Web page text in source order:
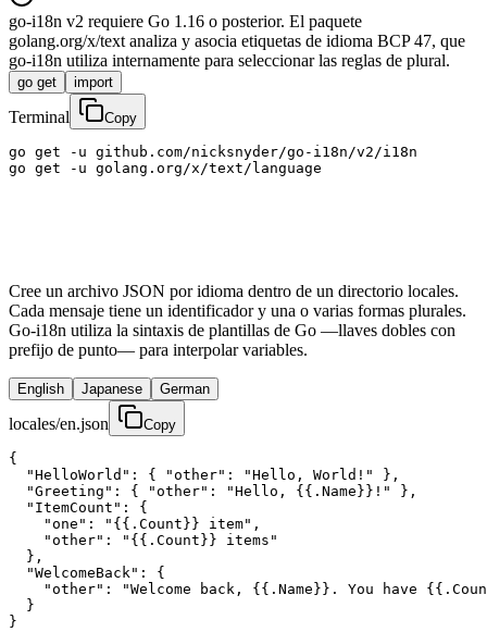
go-i18n v2 requiere Go 1.16 o posterior. El paquete
golang.org/x/text analiza y asocia etiquetas de idioma BCP 47, que
go-i18n utiliza internamente para seleccionar las reglas de plural.
go get import
Terminal Copy
go get -u github.com/nicksnyder/go-i18n/v2/i18n
go get -u golang.org/x/text/language
Cree un archivo JSON por idioma dentro de un directorio locales.
Cada mensaje tiene un identificador y una o varias formas plurales.
Go-i18n utiliza la sintaxis de plantillas de Go —llaves dobles con
prefijo de punto— para interpolar variables.
English Japanese German
locales/en.json Copy
{
  "HelloWorld": { "other": "Hello, World!" },
  "Greeting": { "other": "Hello, {{.Name}}!" },
  "ItemCount": {
    "one": "{{.Count}} item",
    "other": "{{.Count}} items"
  },
  "WelcomeBack": {
"other": "Welcome back, {{.Name}}. You have
  }
}